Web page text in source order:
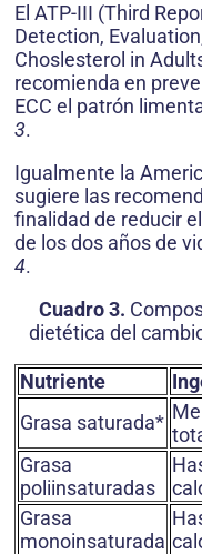
El ATP-III (Third
Detection,
Choslesterol in
recomienda en
ECC el patrón
3.
Igualmente la
sugiere las
finalidad de reducir
de los dos años de
4.
Cuadro 3.
dietética del
Nutriente
Grasa saturada*
Grasa
poliinsaturadas
Grasa
monoinsaturada